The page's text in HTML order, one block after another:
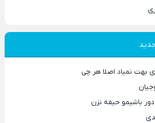
بهت نمیاد اصلا هر چی
باشیمو حیفه نزن